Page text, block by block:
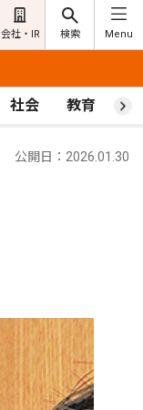
会社・IR 検索 Menu
社会 教育 ス
公開日：2026.01.30